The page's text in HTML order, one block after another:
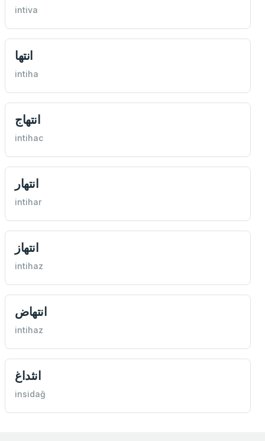
intiva
انتها
intiha
انتهاج
intihac
انتهار
intihar
انتهاز
intihaz
انتهاض
intihaz
انثداغ
insidağ